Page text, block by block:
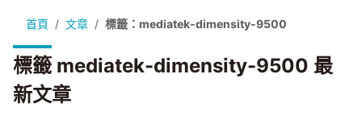
首頁 文章 標籤：mediatek-dimensity-9500
標籤 mediatek-dimensity-9500 最
新文章